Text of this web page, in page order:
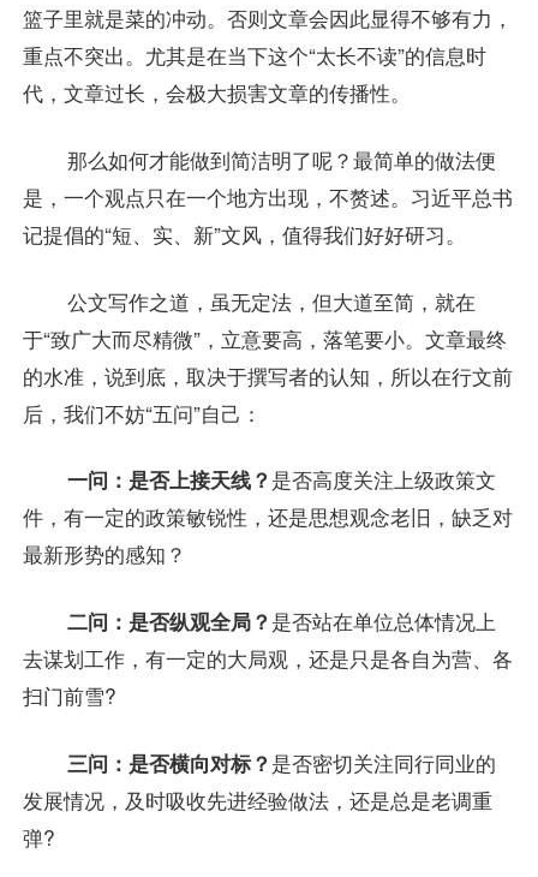
篮子里就是菜的冲动。否则文章会因此显得不够有力，
重点不突出。尤其是在当下这个“太长不读”的信息时
代，文章过长，会极大损害文章的传播性。
那么如何才能做到简洁明了呢？最简单的做法便
是，一个观点只在一个地方出现，不赘述。习近平总书
记提倡的“短、实、新”文风，值得我们好好研习。
公文写作之道，虽无定法，但大道至简，就在
于“致广大而尽精微”，立意要高，落笔要小。文章最终
的水准，说到底，取决于撰写者的认知，所以在行文前
后，我们不妨“五问”自己：
一问：是否上接天线？ 是否高度关注上级政策文
件，有一定的政策敏锐性，还是思想观念老旧，缺乏对
最新形势的感知？
二问：是否纵观全局？ 是否站在单位总体情况上
去谋划工作，有一定的大局观，还是只是各自为营、各
扫门前雪?
三问：是否横向对标？ 是否密切关注同行同业的
发展情况，及时吸收先进经验做法，还是总是老调重
弹?